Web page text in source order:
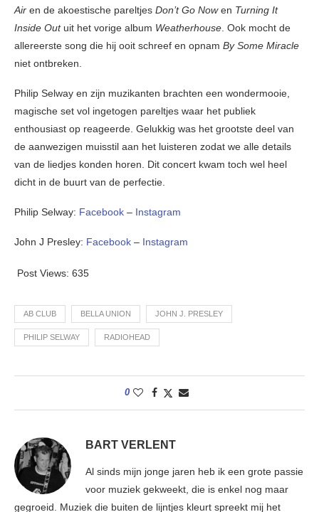
Air en de akoestische pareltjes Don’t Go Nowen Turning It
Inside Out uit het vorige album Weatherhouse. Ook mocht de
allereerste song die hij ooit schreef en opnam By Some Miracle
niet ontbreken.
Philip Selway en zijn muzikanten brachten een wondermooie,
magische set vol ingetogen pareltjes waar het publiek
enthousiast op reageerde. Gelukkig was het grootste deel van
de aanwezigen muisstil aan het luisteren zodat we alle details
van de liedjes konden horen. Dit concert kwam toch wel heel
dicht in de buurt van de perfectie.
Philip Selway: Facebook – Instagram
John J Presley: Facebook – Instagram
Post Views: 635
AB CLUB BELLA UNION JOHN J. PRESLEY
PHILIP SELWAY RADIOHEAD
0
BART VERLENT
Al sinds mijn jonge jaren heb ik een grote passie
voor muziek gekweekt, die is enkel nog maar
gegroeid. Muziek die buiten de lijntjes kleurt spreekt mij het